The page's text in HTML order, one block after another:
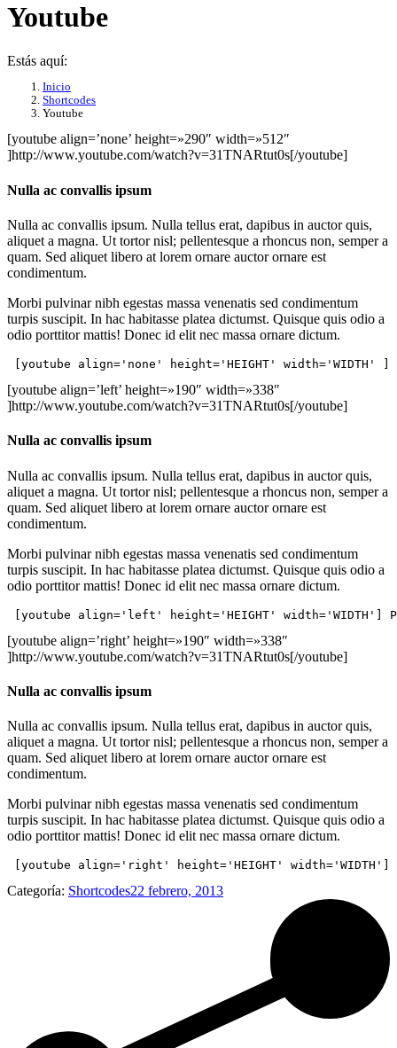
Youtube
Estás aquí:
Inicio
Shortcodes
Youtube
[youtube align=’none’ height=»290″ width=»512″
]http://www.youtube.com/watch?v=31TNARtut0s[/youtube]
Nulla ac convallis ipsum
Nulla ac convallis ipsum. Nulla tellus erat, dapibus in auctor quis,
aliquet a magna. Ut tortor nisl; pellentesque a rhoncus non, semper a
quam. Sed aliquet libero at lorem ornare auctor ornare est
condimentum.
Morbi pulvinar nibh egestas massa venenatis sed condimentum
turpis suscipit. In hac habitasse platea dictumst. Quisque quis odio a
odio porttitor mattis! Donec id elit nec massa ornare dictum.
[youtube align='none' height='HEIGHT' width='WIDTH' ]
[youtube align=’left’ height=»190″ width=»338″
]http://www.youtube.com/watch?v=31TNARtut0s[/youtube]
Nulla ac convallis ipsum
Nulla ac convallis ipsum. Nulla tellus erat, dapibus in auctor quis,
aliquet a magna. Ut tortor nisl; pellentesque a rhoncus non, semper a
quam. Sed aliquet libero at lorem ornare auctor ornare est
condimentum.
Morbi pulvinar nibh egestas massa venenatis sed condimentum
turpis suscipit. In hac habitasse platea dictumst. Quisque quis odio a
odio porttitor mattis! Donec id elit nec massa ornare dictum.
[youtube align='left' height='HEIGHT' width='WIDTH']
[youtube align=’right’ height=»190″ width=»338″
]http://www.youtube.com/watch?v=31TNARtut0s[/youtube]
Nulla ac convallis ipsum
Nulla ac convallis ipsum. Nulla tellus erat, dapibus in auctor quis,
aliquet a magna. Ut tortor nisl; pellentesque a rhoncus non, semper a
quam. Sed aliquet libero at lorem ornare auctor ornare est
condimentum.
Morbi pulvinar nibh egestas massa venenatis sed condimentum
turpis suscipit. In hac habitasse platea dictumst. Quisque quis odio a
odio porttitor mattis! Donec id elit nec massa ornare dictum.
[youtube align='right' height='HEIGHT' width='WIDTH']
Categoría: Shortcodes22 febrero, 2013